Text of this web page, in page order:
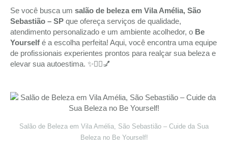
Se você busca um salão de beleza em Vila Amélia, São
Sebastião – SP que ofereça serviços de qualidade,
atendimento personalizado e um ambiente acolhedor, o Be
Yourself é a escolha perfeita! Aqui, você encontra uma equipe
de profissionais experientes prontos para realçar sua beleza e
elevar sua autoestima. ✨💇‍♀️💅
Salão de Beleza em Vila Amélia, São Sebastião – Cuide da Sua
Beleza no Be Yourself!